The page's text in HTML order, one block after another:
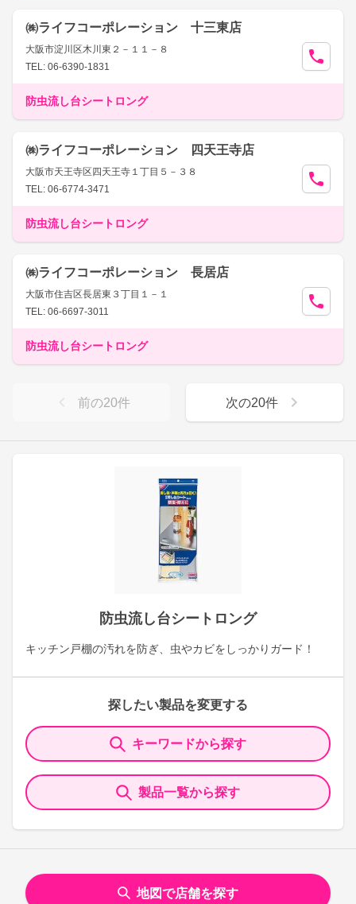
防虫流し台シートロング
キッチン戸棚の汚れを防ぎ、虫やカビをしっかりガード！
探したい製品を変更する
キーワードから探す
製品一覧から探す
㈱ライフコーポレーション 十三東店
大阪市淀川区木川東２－１１－８
TEL: 06-6390-1831
防虫流し台シートロング
㈱ライフコーポレーション 四天王寺店
大阪市天王寺区四天王寺１丁目５－３８
TEL: 06-6774-3471
防虫流し台シートロング
㈱ライフコーポレーション 長居店
大阪市住吉区長居東３丁目１－１
TEL: 06-6697-3011
防虫流し台シートロング
前の20件 次の20件
地図で店舗を探す